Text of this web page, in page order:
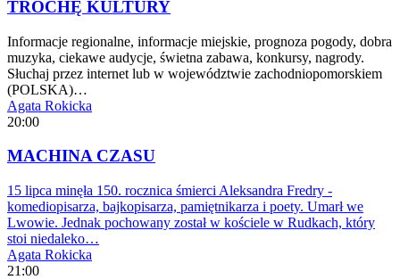
TROCHĘ KULTURY
Informacje regionalne, informacje miejskie, prognoza pogody, dobra
muzyka, ciekawe audycje, świetna zabawa, konkursy, nagrody.
Słuchaj przez internet lub w województwie zachodniopomorskiem
(POLSKA)…
Agata Rokicka
20:00
MACHINA CZASU
15 lipca minęła 150. rocznica śmierci Aleksandra Fredry -
komediopisarza, bajkopisarza, pamiętnikarza i poety. Umarł we
Lwowie. Jednak pochowany został w kościele w Rudkach, który
stoi niedaleko…
Agata Rokicka
21:00